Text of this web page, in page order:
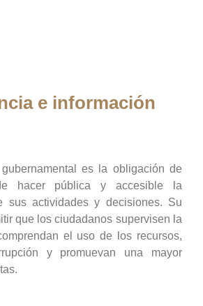
e información
es la obligación de
hacer pública y accesible la
sus actividades y decisiones. Su
que los ciudadanos supervisen la
el uso de los recursos,
y promuevan una mayor